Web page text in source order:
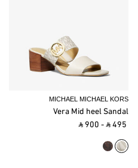
MICHAEL MICHAEL KORS
Vera Mid heel Sandal
‎ ⃁ 495 ‎
-
‎ ⃁ 900 ‎